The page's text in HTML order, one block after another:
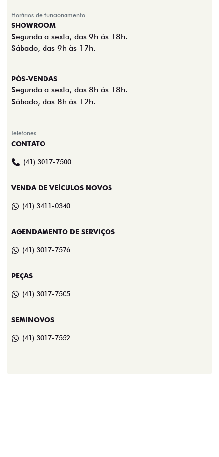
Horários de funcionamento
SHOWROOM
Segunda a sexta, das 9h às 18h.
Sábado, das 9h às 17h.
PÓS-VENDAS
Segunda a sexta, das 8h às 18h.
Sábado, das 8h ás 12h.
Telefones
CONTATO
(41) 3017-7500
VENDA DE VEÍCULOS NOVOS
(41) 3411-0340
AGENDAMENTO DE SERVIÇOS
(41) 3017-7576
PEÇAS
(41) 3017-7505
SEMINOVOS
(41) 3017-7552